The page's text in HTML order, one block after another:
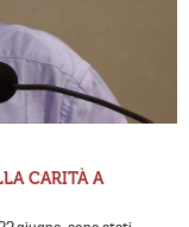
CARITÀ A